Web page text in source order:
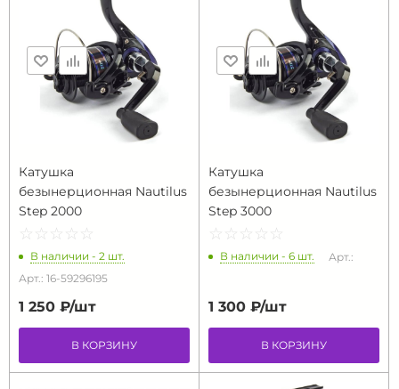
Катушка
безынерционная Nautilus
Step 2000
☆ ☆ ☆ ☆ ☆
★ ★ ★ ★ ★
В наличии - 2 шт.
Арт.: 16-59296195
1 250 ₽/шт
В КОРЗИНУ
Катушка
безынерционная Nautilus
Step 3000
☆ ☆ ☆ ☆ ☆
★ ★ ★ ★ ★
В наличии - 6 шт. Арт.:
1 300 ₽/шт
В КОРЗИНУ